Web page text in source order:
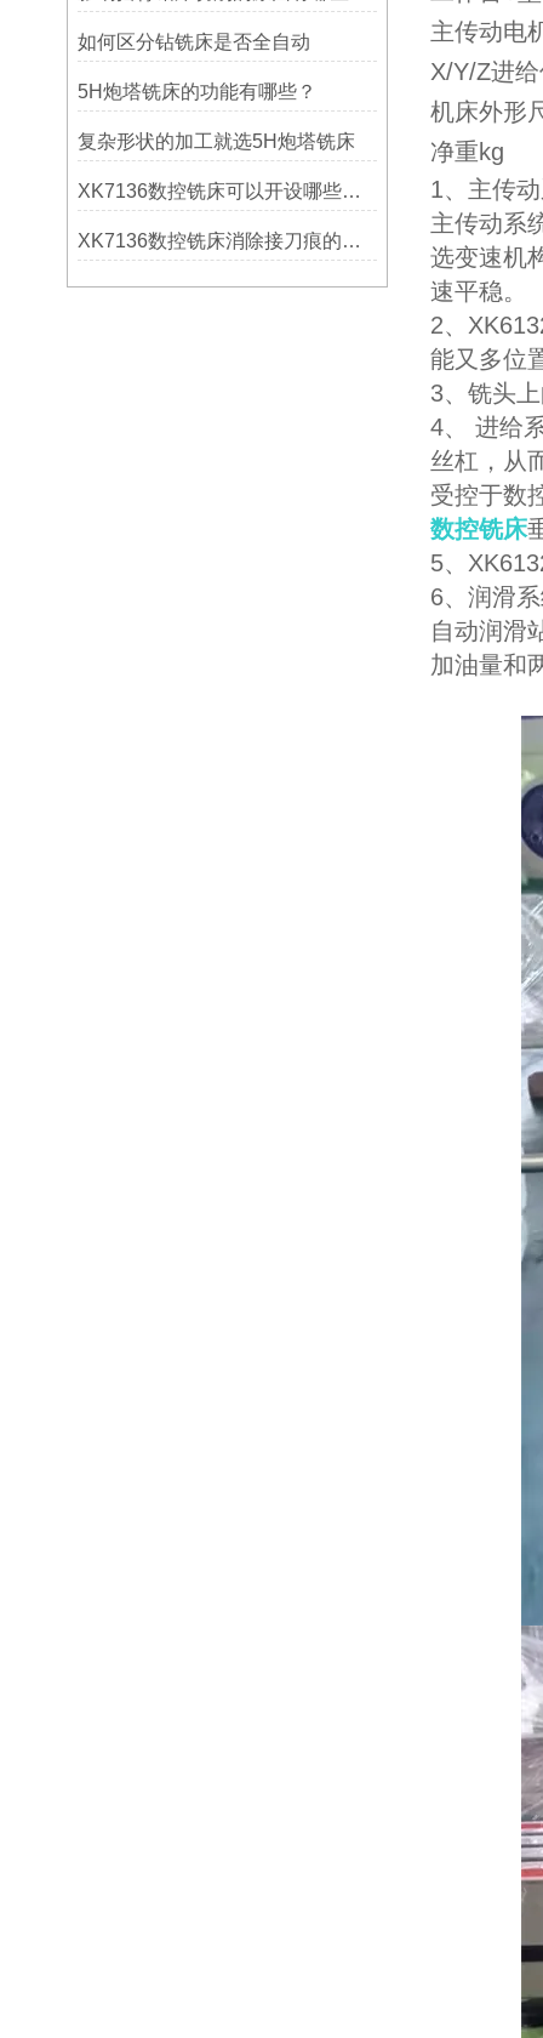
如何区分钻铣床是否全自动
5H炮塔铣床的功能有哪些？
复杂形状的加工就选5H炮塔铣床
XK7136数控铣床可以开设哪些考核项目？
XK7136数控铣床消除接刀痕的操作
主传动电
X/Y/Z进
机床外形
净重kg
1、主传
主传动系
选变速机
速平稳。
2、
能又多位
3、铣头
4、 进给
丝杠，从
受控于数
数控铣床
5、
6、润滑
自动润滑
加油量和